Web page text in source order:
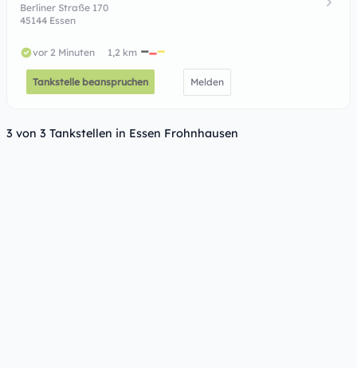
Berliner Straße 170
45144 Essen
vor 2 Minuten 1,2 km
Tankstelle beanspruchen Melden
3 von 3 Tankstellen in Essen Frohnhausen